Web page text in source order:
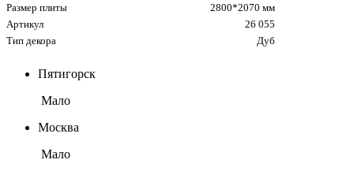
Размер плиты
2800*2070 мм
Артикул
26 055
Тип декора
Дуб
Пятигорск
Мало
Москва
Мало